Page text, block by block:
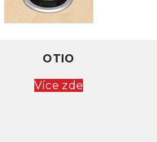
OTIO
Více zde